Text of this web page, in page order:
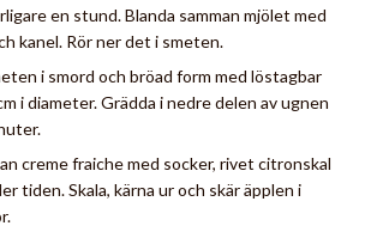
en stund. Blanda samman mjölet med
kanel. Rör ner det i smeten.
i smord och bröad form med löstagbar
i diameter. Grädda i nedre delen av ugnen
creme fraiche med socker, rivet citronskal
tiden. Skala, kärna ur och skär äpplen i